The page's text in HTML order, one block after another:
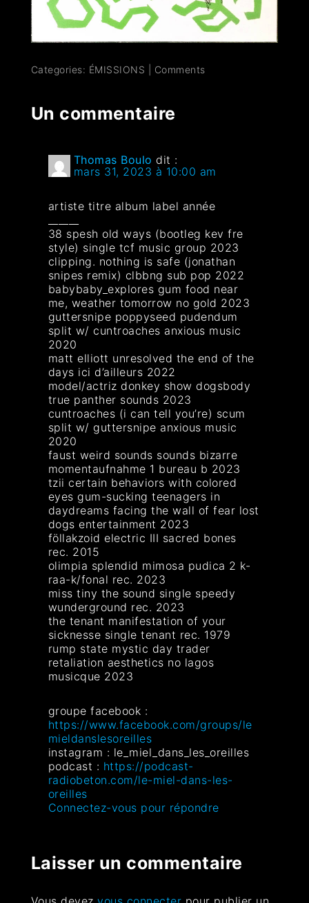
Categories: ÉMISSIONS Comments
Un commentaire
Thomas Boulo dit :
mars 31, 2023 à 10:00 am
artiste titre album label année
38 spesh old ways (bootleg kev fre
style) single tcf music group 2023
clipping. nothing is safe (jonathan
snipes remix) clbbng sub pop 2022
babybaby_explores gum food near
me, weather tomorrow no gold 2023
guttersnipe poppyseed pudendum
split w/ cuntroaches anxious music
2020
matt elliott unresolved the end of the
days ici d’ailleurs 2022
model/actriz donkey show dogsbody
true panther sounds 2023
cuntroaches (i can tell you’re) scum
split w/ guttersnipe anxious music
2020
faust weird sounds sounds bizarre
momentaufnahme 1 bureau b 2023
tzii certain behaviors with colored
eyes gum-sucking teenagers in
daydreams facing the wall of fear lost
dogs entertainment 2023
föllakzoid electric III sacred bones
rec. 2015
olimpia splendid mimosa pudica 2 k-
raa-k/fonal rec. 2023
miss tiny the sound single speedy
wunderground rec. 2023
the tenant manifestation of your
sicknesse single tenant rec. 1979
rump state mystic day trader
retaliation aesthetics no lagos
musicque 2023
groupe facebook :
https://www.facebook.com/groups/le
mieldanslesoreilles
instagram : le_miel_dans_les_oreilles
podcast : https://podcast-
radiobeton.com/le-miel-dans-les-
oreilles
Connectez-vous pour répondre
Laisser un commentaire